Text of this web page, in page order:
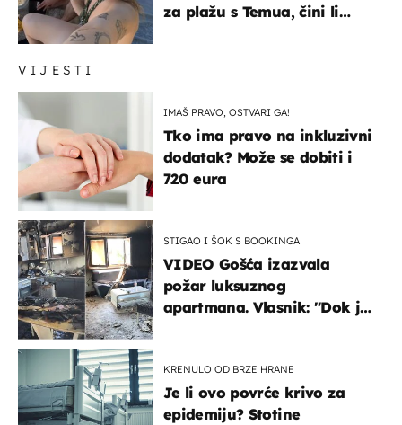
VIJESTI
IMAŠ PRAVO, OSTVARI GA!
Tko ima pravo na inkluzivni
dodatak? Može se dobiti i
720 eura
STIGAO I ŠOK S BOOKINGA
VIDEO Gošća izazvala
požar luksuznog
apartmana. Vlasnik: "Dok je
KRENULO OD BRZE HRANE
Je li ovo povrće krivo za
epidemiju? Stotine
za plažu s Temua, čini li